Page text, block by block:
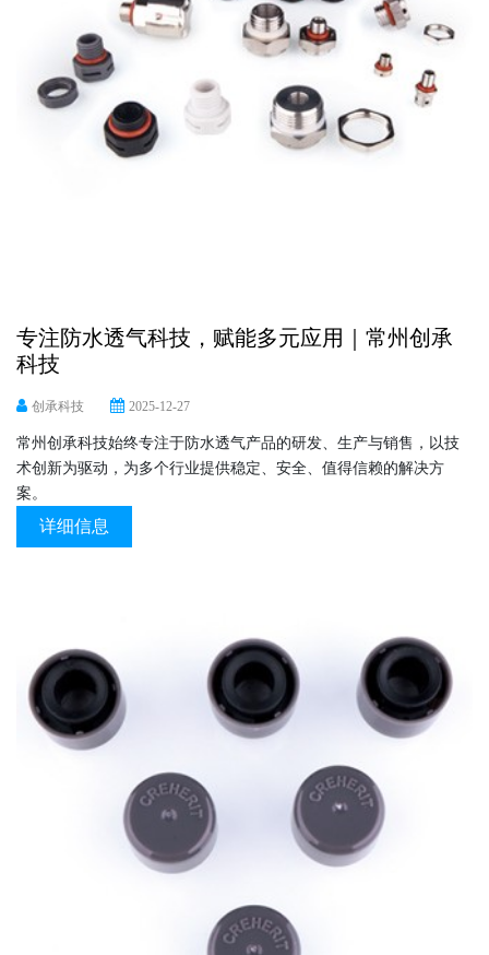
专注防水透气科技，赋能多元应用｜常州创承
科技
创承科技 2025-12-27
常州创承科技始终专注于防水透气产品的研发、生产与销售，以技
术创新为驱动，为多个行业提供稳定、安全、值得信赖的解决方
案。
详细信息